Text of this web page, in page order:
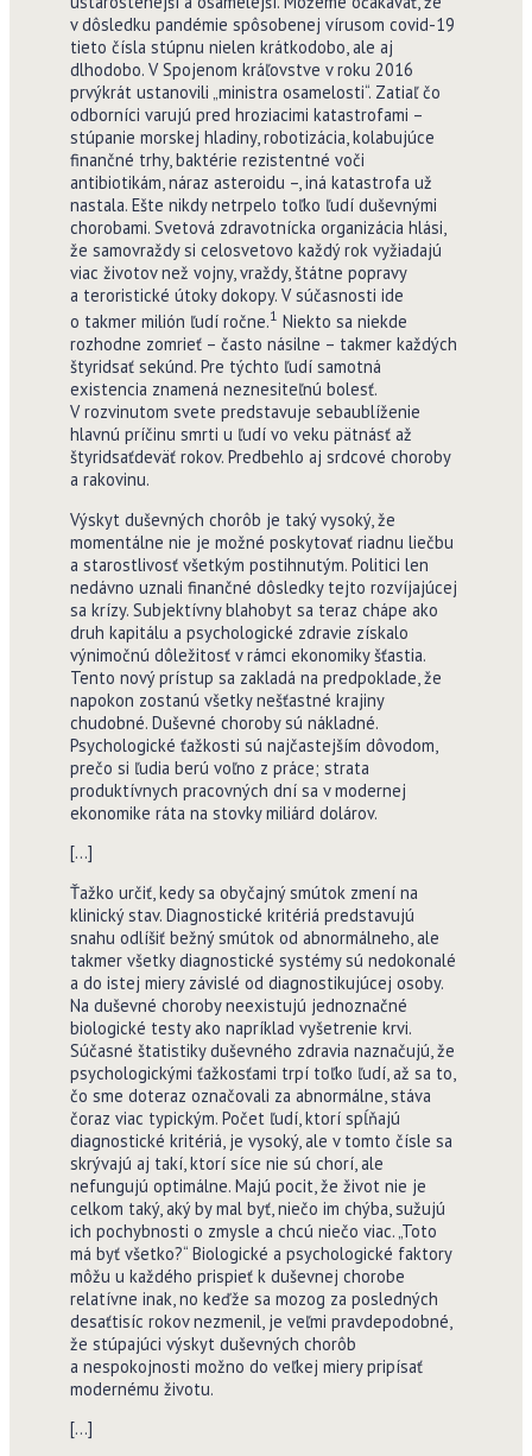
v dôsledku pandémie spôsobenej vírusom covid-19
tieto čísla stúpnu nielen krátkodobo, ale aj
dlhodobo. V Spojenom kráľovstve v roku 2016
prvýkrát ustanovili „ministra osamelosti“. Zatiaľ čo
odborníci varujú pred hroziacimi katastrofami –
stúpanie morskej hladiny, robotizácia, kolabujúce
finančné trhy, baktérie rezistentné voči
antibiotikám, náraz asteroidu –, iná katastrofa už
nastala. Ešte nikdy netrpelo toľko ľudí duševnými
chorobami. Svetová zdravotnícka organizácia hlási,
že samovraždy si celosvetovo každý rok vyžiadajú
viac životov než vojny, vraždy, štátne popravy
a teroristické útoky dokopy. V súčasnosti ide
o takmer milión ľudí ročne.1 Niekto sa niekde
rozhodne zomrieť – často násilne – takmer každých
štyridsať sekúnd. Pre týchto ľudí samotná
existencia znamená neznesiteľnú bolesť.
V rozvinutom svete predstavuje sebaublíženie
hlavnú príčinu smrti u ľudí vo veku pätnásť až
štyridsaťdeväť rokov. Predbehlo aj srdcové choroby
a rakovinu.
Výskyt duševných chorôb je taký vysoký, že
momentálne nie je možné poskytovať riadnu liečbu
a starostlivosť všetkým postihnutým. Politici len
nedávno uznali finančné dôsledky tejto rozvíjajúcej
sa krízy. Subjektívny blahobyt sa teraz chápe ako
druh kapitálu a psychologické zdravie získalo
výnimočnú dôležitosť v rámci ekonomiky šťastia.
Tento nový prístup sa zakladá na predpoklade, že
napokon zostanú všetky nešťastné krajiny
chudobné. Duševné choroby sú nákladné.
Psychologické ťažkosti sú najčastejším dôvodom,
prečo si ľudia berú voľno z práce; strata
produktívnych pracovných dní sa v modernej
ekonomike ráta na stovky miliárd dolárov.
[…]
Ťažko určiť, kedy sa obyčajný smútok zmení na
klinický stav. Diagnostické kritériá predstavujú
snahu odlíšiť bežný smútok od abnormálneho, ale
takmer všetky diagnostické systémy sú nedokonalé
a do istej miery závislé od diagnostikujúcej osoby.
Na duševné choroby neexistujú jednoznačné
biologické testy ako napríklad vyšetrenie krvi.
Súčasné štatistiky duševného zdravia naznačujú, že
psychologickými ťažkosťami trpí toľko ľudí, až sa to,
čo sme doteraz označovali za abnormálne, stáva
čoraz viac typickým. Počet ľudí, ktorí spĺňajú
diagnostické kritériá, je vysoký, ale v tomto čísle sa
skrývajú aj takí, ktorí síce nie sú chorí, ale
nefungujú optimálne. Majú pocit, že život nie je
celkom taký, aký by mal byť, niečo im chýba, sužujú
ich pochybnosti o zmysle a chcú niečo viac. „Toto
má byť všetko?“ Biologické a psychologické faktory
môžu u každého prispieť k duševnej chorobe
relatívne inak, no keďže sa mozog za posledných
desaťtisíc rokov nezmenil, je veľmi pravdepodobné,
že stúpajúci výskyt duševných chorôb
a nespokojnosti možno do veľkej miery pripísať
modernému životu.
[…]